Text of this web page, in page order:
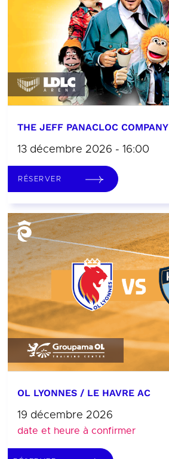
THE JEFF PANACLOC COMPANY
13 décembre 2026 - 16:00
RÉSERVER
OL LYONNES / LE HAVRE AC
19 décembre 2026
date et heure à confirmer